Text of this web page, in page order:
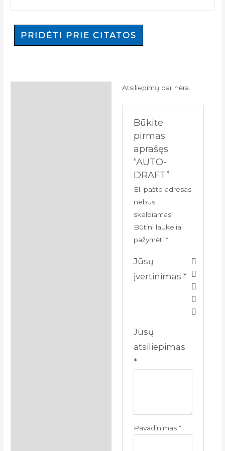
PRIDĖTI PRIE CITATOS
Atsiliepimų dar nėra.
Būkite
pirmas
aprašęs
“AUTO-
DRAFT”
El. pašto adresas
nebus
skelbiamas.
Būtini laukeliai
pažymėti*
Jūsų
įvertinimas*
Jūsų
atsiliepimas
*
Pavadinimas*